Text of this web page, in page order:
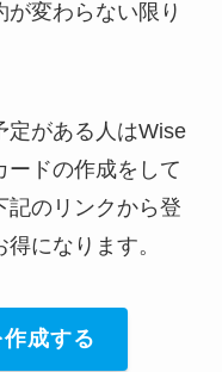
変わらない限り
定がある人はWise
ードの作成をして
記のリンクから登
になります。
成する